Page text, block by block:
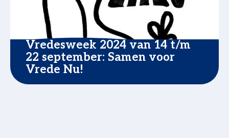
Vredesweek 2024 van 14 t/m
22 september: Samen voor
Vrede Nu!